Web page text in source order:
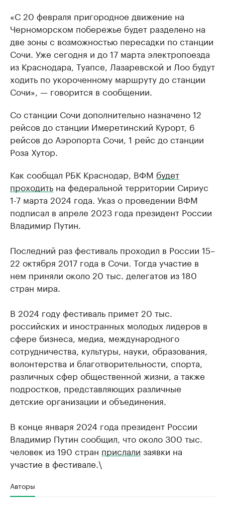
«С 20 февраля пригородное движение на
Черноморском побережье будет разделено на
две зоны с возможностью пересадки по станции
Сочи. Уже сегодня и до 17 марта электропоезда
из Краснодара, Туапсе, Лазаревской и Лоо будут
ходить по укороченному маршруту до станции
Сочи», — говорится в сообщении.
Со станции Сочи дополнительно назначено 12
рейсов до станции Имеретинский Курорт, 6
рейсов до Аэропорта Сочи, 1 рейс до станции
Роза Хутор.
Как сообщал РБК Краснодар, ВФМ будет
проходить на федеральной территории Сириус
1-7 марта 2024 года. Указ о проведении ВФМ
подписал в апреле 2023 года президент России
Владимир Путин.
Последний раз фестиваль проходил в России 15–
22 октября 2017 года в Сочи. Тогда участие в
нем приняли около 20 тыс. делегатов из 180
стран мира.
В 2024 году фестиваль примет 20 тыс.
российских и иностранных молодых лидеров в
сфере бизнеса, медиа, международного
сотрудничества, культуры, науки, образования,
волонтерства и благотворительности, спорта,
различных сфер общественной жизни, а также
подростков, представляющих различные
детские организации и объединения.
В конце января 2024 года президент России
Владимир Путин сообщил, что около 300 тыс.
человек из 190 стран прислали заявки на
участие в фестивале.\
Авторы